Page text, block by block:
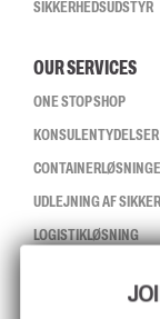
SIKKERHEDSUDSTYR
OUR SERVICES
ONE STOP SHOP
KONSULENTYDELSER
UDLEJNING AF
LOGISTIKLØSNING